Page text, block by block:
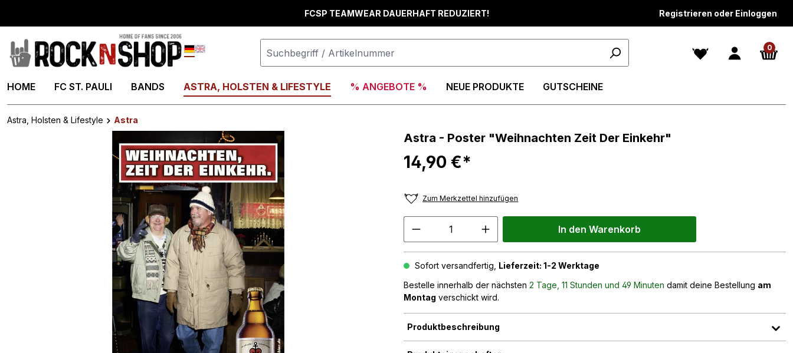
FCSP TEAMWEAR DAUERHAFT REDUZIERT! Registrieren oder Einloggen
Deutsch 0
HOME FC ST. PAULI BANDS ASTRA, HOLSTEN & LIFESTYLE % ANGEBOTE % NEUE PRODUKTE GUTSCHEINE
Astra, Holsten & Lifestyle
Astra
Astra - Poster "Weihnachten Zeit Der Einkehr"
14,90 €*
Zum Merkzettel hinzufügen
In den Warenkorb
Sofort versandfertig, Lieferzeit: 1-2 Werktage
Bestelle innerhalb der nächsten 2 Tage, 11 Stunden und 49 Minuten damit deine Bestellung am
Montag verschickt wird.
Produktbeschreibung